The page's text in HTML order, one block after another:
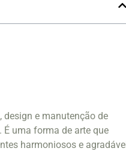
design e manutenção de
É uma forma de arte que
harmoniosos e